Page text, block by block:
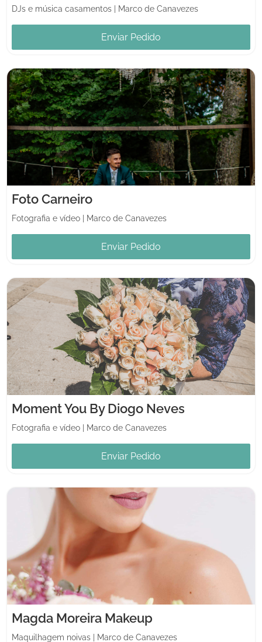
DJs e música casamentos Marco de Canavezes
Enviar Pedido
Foto Carneiro
Fotografia e vídeo Marco de Canavezes
Enviar Pedido
Moment You By Diogo Neves
Fotografia e vídeo Marco de Canavezes
Enviar Pedido
Magda Moreira Makeup
Maquilhagem noivas Marco de Canavezes